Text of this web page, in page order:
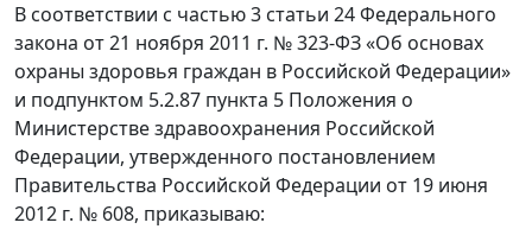
В соответствии с частью 3 статьи 24 Федерального
закона от 21 ноября 2011 г. № 323-ФЗ «Об основах
охраны здоровья граждан в Российской Федерации»
и подпунктом 5.2.87 пункта 5 Положения о
Министерстве здравоохранения Российской
Федерации, утвержденного постановлением
Правительства Российской Федерации от 19 июня
2012 г. № 608, приказываю: